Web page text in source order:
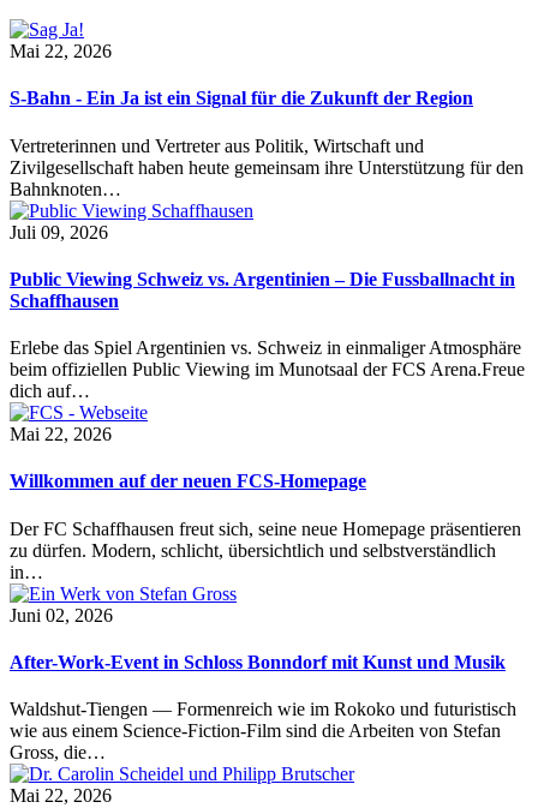
Mai 22, 2026
S-Bahn - Ein Ja ist ein Signal für die Zukunft der Region
Vertreterinnen und Vertreter aus Politik, Wirtschaft und
Zivilgesellschaft haben heute gemeinsam ihre Unterstützung für den
Bahnknoten…
Juli 09, 2026
Public Viewing Schweiz vs. Argentinien – Die Fussballnacht in
Schaffhausen
Erlebe das Spiel Argentinien vs. Schweiz in einmaliger Atmosphäre
beim offiziellen Public Viewing im Munotsaal der FCS Arena.Freue
dich auf…
Mai 22, 2026
Willkommen auf der neuen FCS-Homepage
Der FC Schaffhausen freut sich, seine neue Homepage präsentieren
zu dürfen. Modern, schlicht, übersichtlich und selbstverständlich
in…
Juni 02, 2026
After-Work-Event in Schloss Bonndorf mit Kunst und Musik
Waldshut-Tiengen — Formenreich wie im Rokoko und futuristisch
wie aus einem Science-Fiction-Film sind die Arbeiten von Stefan
Gross, die…
Mai 22, 2026